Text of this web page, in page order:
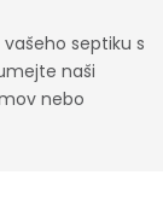
septiku s
naši
nebo